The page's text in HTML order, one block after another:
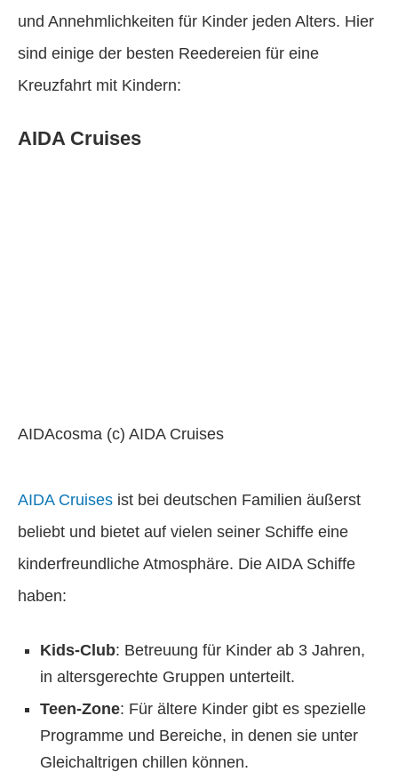
und Annehmlichkeiten für Kinder jeden Alters. Hier
sind einige der besten Reedereien für eine
Kreuzfahrt mit Kindern:
AIDA Cruises
AIDAcosma (c) AIDA Cruises
AIDA Cruises ist bei deutschen Familien äußerst
beliebt und bietet auf vielen seiner Schiffe eine
kinderfreundliche Atmosphäre. Die AIDA Schiffe
haben:
Kids-Club: Betreuung für Kinder ab 3 Jahren,
in altersgerechte Gruppen unterteilt.
Teen-Zone: Für ältere Kinder gibt es spezielle
Programme und Bereiche, in denen sie unter
Gleichaltrigen chillen können.